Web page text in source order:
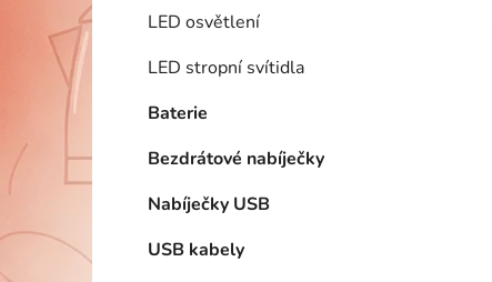
LED osvětlení
LED stropní svítidla
Baterie
Bezdrátové nabíječky
Nabíječky USB
USB kabely